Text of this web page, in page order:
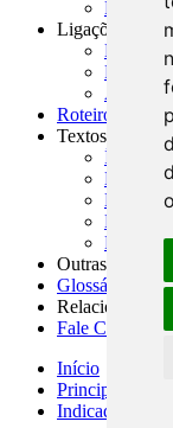
Ligações
Links
Roteiros para
Textos
Índice
Editorial
Na
Fórum
Outras
Glossário
Relacionamento
Fale Conosco
Início
Principais
Indicadores